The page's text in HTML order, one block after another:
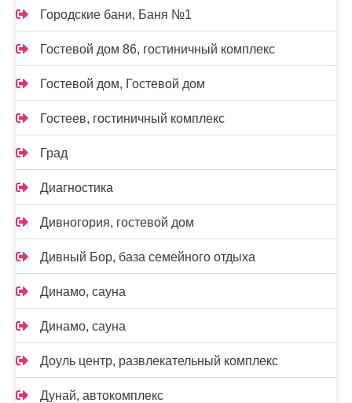
Городские бани, Баня №1
Гостевой дом 86, гостиничный комплекс
Гостевой дом, Гостевой дом
Гостеев, гостиничный комплекс
Град
Диагностика
Дивногория, гостевой дом
Дивный Бор, база семейного отдыха
Динамо, сауна
Динамо, сауна
Доуль центр, развлекательный комплекс
Дунай, автокомплекс